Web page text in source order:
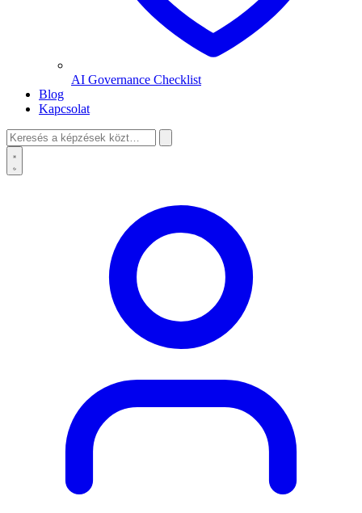
AI Governance Checklist
Blog
Kapcsolat